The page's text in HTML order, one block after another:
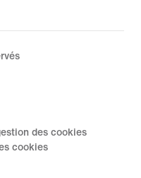
des cookies
cookies